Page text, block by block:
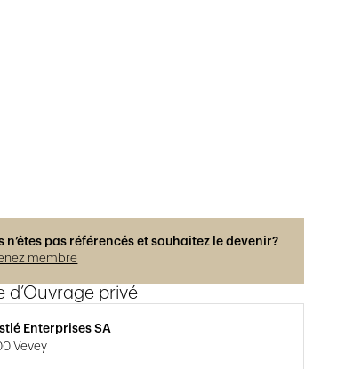
n’êtes pas référencés et souhaitez le devenir?
membre
d’Ouvrage privé
Enterprises SA
Vevey